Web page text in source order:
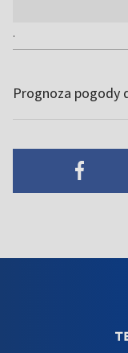
.
Prognoza pogody